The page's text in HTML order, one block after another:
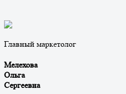
Главный маркетолог
Мелехова
Ольга
Сергеевна